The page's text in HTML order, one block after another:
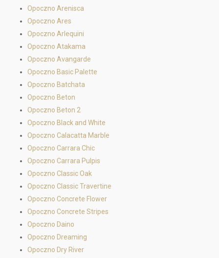
Opoczno Arenisca
Opoczno Ares
Opoczno Arlequini
Opoczno Atakama
Opoczno Avangarde
Opoczno Basic Palette
Opoczno Batchata
Opoczno Beton
Opoczno Beton 2
Opoczno Black and White
Opoczno Calacatta Marble
Opoczno Carrara Chic
Opoczno Carrara Pulpis
Opoczno Classic Oak
Opoczno Classic Travertine
Opoczno Concrete Flower
Opoczno Concrete Stripes
Opoczno Daino
Opoczno Dreaming
Opoczno Dry River